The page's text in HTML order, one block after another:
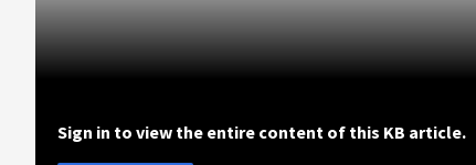
Sign in to view the entire content of this KB article.